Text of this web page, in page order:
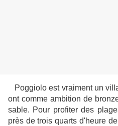
Poggiolo est vraiment un
ont comme ambition de
sable. Pour profiter des
près de trois quarts d'heure